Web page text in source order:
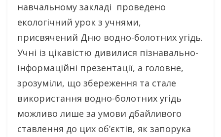
навчальному закладі проведено
екологічний урок з учнями,
присвячений Дню водно-болотних угідь.
Учні із цікавістю дивилися пізнавально-
інформаційні презентації, а головне,
зрозуміли, що збереження та стале
використання водно-болотних угідь
можливо лише за умови дбайливого
ставлення до цих об’єктів, як запорука